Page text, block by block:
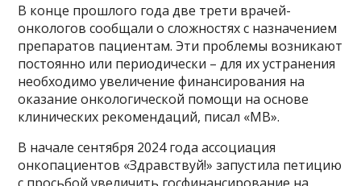
В конце прошлого года две трети врачей-
онкологов сообщали о сложностях с назначением
препаратов пациентам. Эти проблемы возникают
постоянно или периодически – для их устранения
необходимо увеличение финансирования на
оказание онкологической помощи на основе
клинических рекомендаций, писал «МВ».
В начале сентября 2024 года ассоциация
онкопациентов «Здравствуй!» запустила петицию